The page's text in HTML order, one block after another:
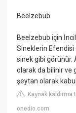
Beelzebub
Beelzebub için
Sineklerin
sinek gibi görünür.
olarak da bilinir ve
şeytan olarak
Kaynak kaldırma
onedio.com